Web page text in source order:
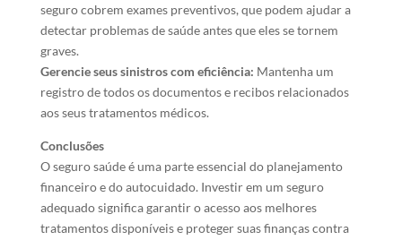
seguro cobrem exames preventivos, que podem ajudar a
detectar problemas de saúde antes que eles se tornem
graves.
Gerencie seus sinistros com eficiência: Mantenha um
registro de todos os documentos e recibos relacionados
aos seus tratamentos médicos.
Conclusões
O seguro saúde é uma parte essencial do planejamento
financeiro e do autocuidado. Investir em um seguro
adequado significa garantir o acesso aos melhores
tratamentos disponíveis e proteger suas finanças contra